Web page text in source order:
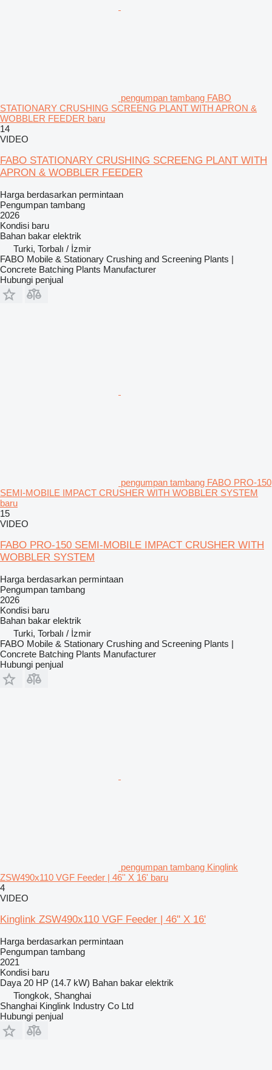
pengumpan tambang FABO
STATIONARY CRUSHING SCREENG PLANT WITH APRON &
WOBBLER FEEDER baru
14
VIDEO
FABO STATIONARY CRUSHING SCREENG PLANT WITH
APRON & WOBBLER FEEDER
Harga berdasarkan permintaan
Pengumpan tambang
2026
Kondisi baru
Bahan bakar elektrik
Turki, Torbalı / İzmir
FABO Mobile & Stationary Crushing and Screening Plants |
Concrete Batching Plants Manufacturer
Hubungi penjual
pengumpan tambang FABO PRO-150
SEMI-MOBILE IMPACT CRUSHER WITH WOBBLER SYSTEM
baru
15
VIDEO
FABO PRO-150 SEMI-MOBILE IMPACT CRUSHER WITH
WOBBLER SYSTEM
Harga berdasarkan permintaan
Pengumpan tambang
2026
Kondisi baru
Bahan bakar elektrik
Turki, Torbalı / İzmir
FABO Mobile & Stationary Crushing and Screening Plants |
Concrete Batching Plants Manufacturer
Hubungi penjual
pengumpan tambang Kinglink
ZSW490x110 VGF Feeder | 46'' X 16' baru
4
VIDEO
Kinglink ZSW490x110 VGF Feeder | 46'' X 16'
Harga berdasarkan permintaan
Pengumpan tambang
2021
Kondisi baru
Daya 20 HP (14.7 kW) Bahan bakar elektrik
Tiongkok, Shanghai
Shanghai Kinglink Industry Co Ltd
Hubungi penjual